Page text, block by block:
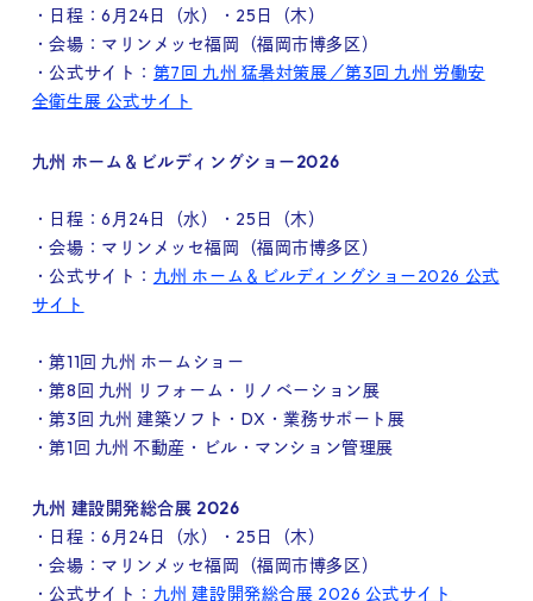
・日程：6月24日（水）・25日（木）
・会場：マリンメッセ福岡（福岡市博多区）
・公式サイト： 第7回 九州 猛暑対策展／第3回 九州 労働安
全衛生展 公式サイト
九州 ホーム＆ビルディングショー2026
・日程：6月24日（水）・25日（木）
・会場：マリンメッセ福岡（福岡市博多区）
・公式サイト： 九州 ホーム＆ビルディングショー2026 公式
サイト
・第11回 九州 ホームショー
・第8回 九州 リフォーム・リノベーション展
・第3回 九州 建築ソフト・DX・業務サポート展
・第1回 九州 不動産・ビル・マンション管理展
九州 建設開発総合展 2026
・日程：6月24日（水）・25日（木）
・会場：マリンメッセ福岡（福岡市博多区）
・公式サイト： 九州 建設開発総合展 2026 公式サイト